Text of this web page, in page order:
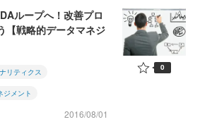
ループへ！改善プロ
【戦略的データマネジ
リティクス
ジメント
2016/08/01
0